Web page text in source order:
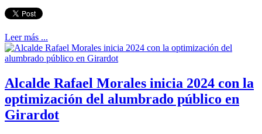
Leer más ...
Alcalde Rafael Morales inicia 2024 con la
optimización del alumbrado público en
Girardot